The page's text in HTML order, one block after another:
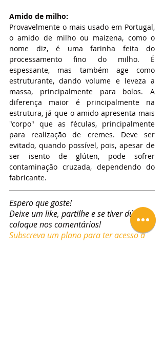
Amido de milho:
Provavelmente o mais usado em Portugal,
o amido de milho ou maizena, como o
nome diz, é uma farinha feita do
processamento fino do milho. É
espessante, mas também age como
estruturante, dando volume e leveza a
massa, principalmente para bolos. A
diferença maior é principalmente na
estrutura, já que o amido apresenta mais
"corpo" que as féculas, principalmente
para realização de cremes. Deve ser
evitado, quando possível, pois, apesar de
ser isento de glúten, pode sofrer
contaminação cruzada, dependendo do
fabricante.
Espero que goste!
Deixe um like, partilhe e se tiver dúvidas
coloque nos comentários!
Subscreva um plano para ter acesso a